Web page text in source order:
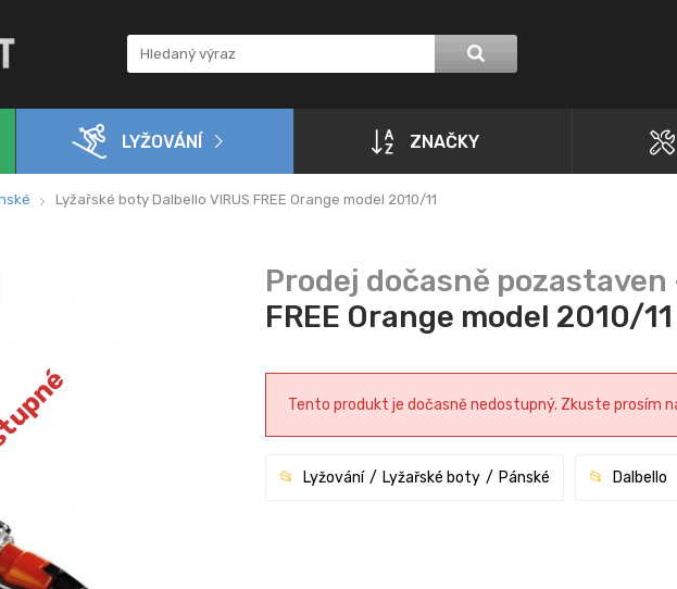
LYŽOVÁNÍ ZNAČKY
Lyžařské boty Dalbello VIRUS FREE Orange model 2010/11
FREE Orange model 2010/11
Tento produkt je dočasně nedostupný. Zkuste prosím
Lyžování Lyžařské boty Pánské Dalbello